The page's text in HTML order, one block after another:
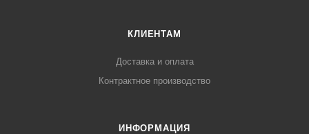
КЛИЕНТАМ
Доставка и оплата
Контрактное производство
ИНФОРМАЦИЯ